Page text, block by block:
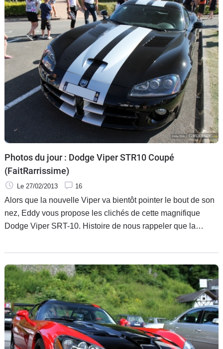
Photos du jour : Dodge Viper STR10 Coupé
(FaitRarrissime)
Le 27/02/2013 16
Alors que la nouvelle Viper va bientôt pointer le bout de son
nez, Eddy vous propose les clichés de cette magnifique
Dodge Viper SRT-10. Histoire de nous rappeler que la
en 2013.